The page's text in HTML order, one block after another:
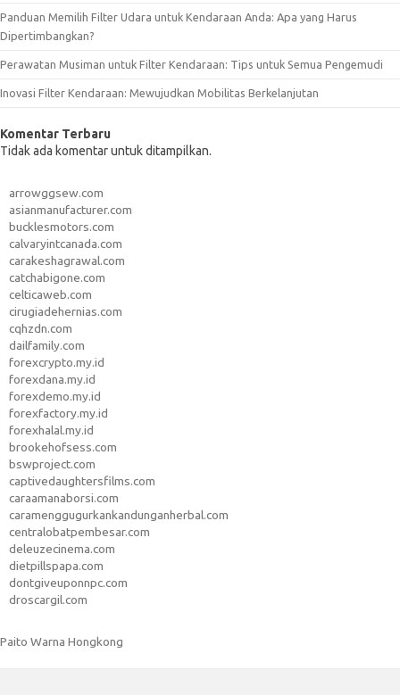
Panduan Memilih Filter Udara untuk Kendaraan Anda: Apa yang Harus
Dipertimbangkan?
Perawatan Musiman untuk Filter Kendaraan: Tips untuk Semua Pengemudi
Inovasi Filter Kendaraan: Mewujudkan Mobilitas Berkelanjutan
Komentar Terbaru
Tidak ada komentar untuk ditampilkan.
arrowggsew.com
asianmanufacturer.com
bucklesmotors.com
calvaryintcanada.com
carakeshagrawal.com
catchabigone.com
celticaweb.com
cirugiadehernias.com
cqhzdn.com
dailfamily.com
forexcrypto.my.id
forexdana.my.id
forexdemo.my.id
forexfactory.my.id
forexhalal.my.id
brookehofsess.com
bswproject.com
captivedaughtersfilms.com
caraamanaborsi.com
caramenggugurkankandunganherbal.com
centralobatpembesar.com
deleuzecinema.com
dietpillspapa.com
dontgiveuponnpc.com
droscargil.com
Paito Warna Hongkong